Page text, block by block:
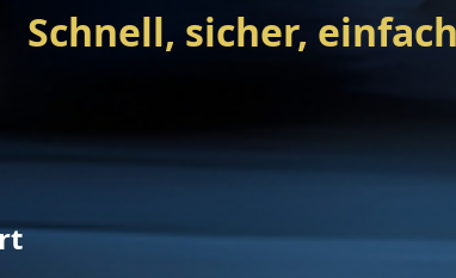
Schnell, sicher, einfach